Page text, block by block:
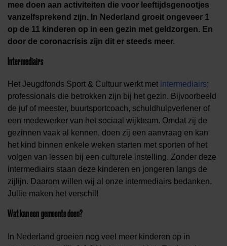
mee doen aan activiteiten die voor leeftijdsgenootjes
vanzelfsprekend zijn. In Nederland groeit ongeveer 1
op de 11 kinderen op in een gezin met geldzorgen. En
door de coronacrisis zijn dit er steeds meer.
Intermediairs
Het Jeugdfonds Sport & Cultuur werkt met intermediairs;
professionals die betrokken zijn bij het gezin. Bijvoorbeeld
de juf of meester, buurtsportcoach, schuldhulpverlener of
een medewerker van het sociaal wijkteam. Omdat zij de
gezinnen vaak al kennen, doen zij een aanvraag en kan
het kind binnen enkele weken starten met sporten of het
volgen van lessen bij een culturele instelling. Zonder deze
intermediairs staan deze kinderen en jongeren langs de
zijlijn. Daarom willen wij al onze intermediairs bedanken.
Jullie maken het verschil!
Wat kan een gemeente doen?
In Nederland groeien nog veel meer kinderen op in